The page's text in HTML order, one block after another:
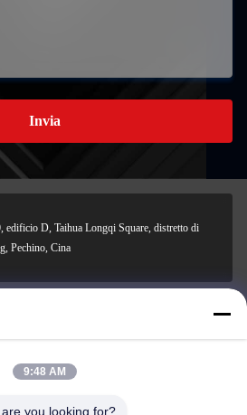
Invia
edificio D, Taihua Longqi Square, distretto di
Pechino, Cina
9:48 AM
you looking for?